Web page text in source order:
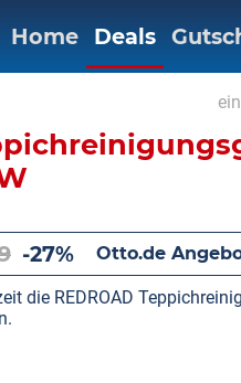
Home Deals
-27% Otto.de
die REDROAD